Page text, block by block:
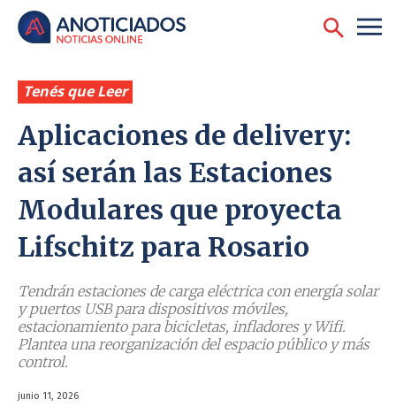
Tenés que Leer
Aplicaciones de delivery:
así serán las Estaciones
Modulares que proyecta
Lifschitz para Rosario
Tendrán estaciones de carga eléctrica con energía solar
y puertos USB para dispositivos móviles,
estacionamiento para bicicletas, infladores y Wifi.
Plantea una reorganización del espacio público y más
control.
junio 11, 2026